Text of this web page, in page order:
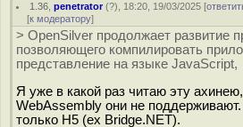
1.36 ,penetrator(?), 18:20, 19/03/2025 [
[к модератору]
> OpenSilver продолжает развитие
позволяющего компилировать
представление на языке JavaScript,
Я уже в какой раз читаю эту
WebAssembly они не
только H5 (ex Bridge.NET).